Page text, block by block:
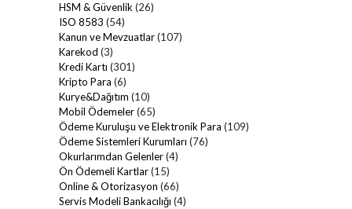
HSM & Güvenlik (26)
ISO 8583 (54)
Kanun ve Mevzuatlar(107)
Karekod (3)
Kredi Kartı (301)
Kripto Para (6)
Kurye&Dağıtım (10)
Mobil Ödemeler(65)
Ödeme Kuruluşu ve Elektronik Para (109)
Ödeme Sistemleri Kurumları (76)
Okurlarımdan Gelenler(4)
Ön Ödemeli Kartlar(15)
Online & Otorizasyon (66)
Servis Modeli Bankacılığı (4)